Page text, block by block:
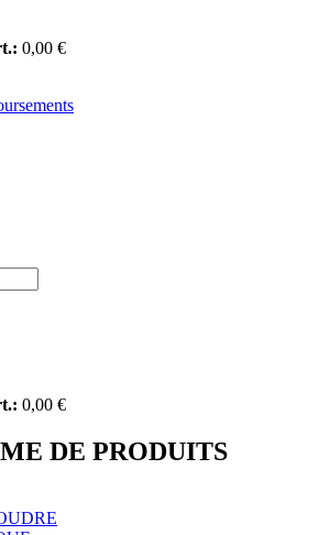
0,00 €
0,00 €
DE PRODUITS